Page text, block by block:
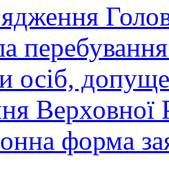
осіб,
форма